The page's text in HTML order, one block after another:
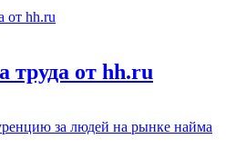
от hh.ru